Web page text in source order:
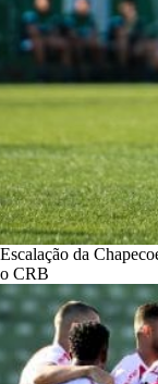
Escalação da
o CRB